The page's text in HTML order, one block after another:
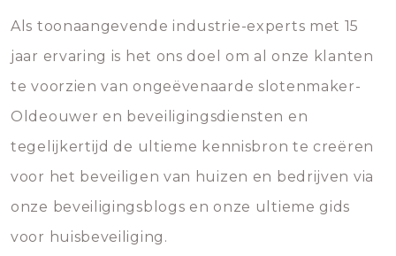
Als toonaangevende industrie-experts met 15
jaar ervaring is het ons doel om al onze klanten
te voorzien van ongeëvenaarde slotenmaker-
Oldeouwer en beveiligingsdiensten en
tegelijkertijd de ultieme kennisbron te creëren
voor het beveiligen van huizen en bedrijven via
onze beveiligingsblogs en onze ultieme gids
voor huisbeveiliging.